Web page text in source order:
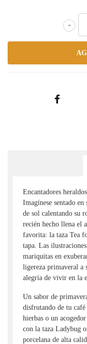
-
Encantadores
Imagínese sentado
de sol calentando su
recién hecho llena el
favorita: la taza Tea
tapa. Las
mariquitas en
ligereza primaveral a
alegría de vivir en la
Un sabor de
disfrutando de tu café
hierbas o un
con la taza Ladybug
porcelana de alta